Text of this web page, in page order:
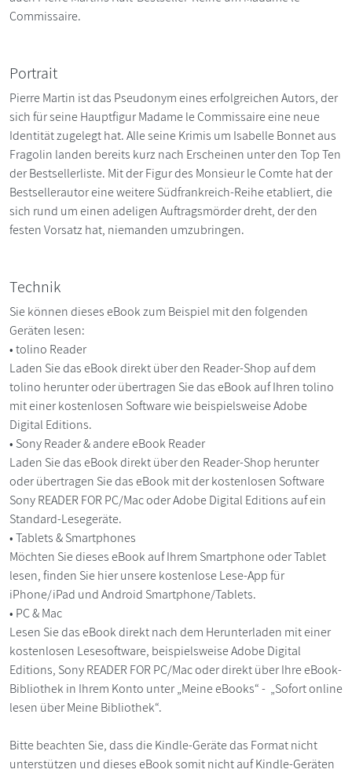
Commissaire.
Portrait
Pierre Martin ist das Pseudonym eines erfolgreichen Autors, der
sich für seine Hauptfigur Madame le Commissaire eine neue
Identität zugelegt hat. Alle seine Krimis um Isabelle Bonnet aus
Fragolin landen bereits kurz nach Erscheinen unter den Top Ten
der Bestsellerliste. Mit der Figur des Monsieur le Comte hat der
Bestsellerautor eine weitere Südfrankreich-Reihe etabliert, die
sich rund um einen adeligen Auftragsmörder dreht, der den
festen Vorsatz hat, niemanden umzubringen.
Technik
Sie können dieses eBook zum Beispiel mit den folgenden
Geräten lesen:
• tolino Reader
Laden Sie das eBook direkt über den Reader-Shop auf dem
tolino herunter oder übertragen Sie das eBook auf Ihren tolino
mit einer kostenlosen Software wie beispielsweise Adobe
Digital Editions.
• Sony Reader & andere eBook Reader
Laden Sie das eBook direkt über den Reader-Shop herunter
oder übertragen Sie das eBook mit der kostenlosen Software
Sony READER FOR PC/Mac oder Adobe Digital Editions auf ein
Standard-Lesegeräte.
• Tablets & Smartphones
Möchten Sie dieses eBook auf Ihrem Smartphone oder Tablet
lesen, finden Sie hier unsere kostenlose Lese-App für
iPhone/iPad und Android Smartphone/Tablets.
• PC & Mac
Lesen Sie das eBook direkt nach dem Herunterladen mit einer
kostenlosen Lesesoftware, beispielsweise Adobe Digital
Editions, Sony READER FOR PC/Mac oder direkt über Ihre eBook-
Bibliothek in Ihrem Konto unter „Meine eBooks“ - „Sofort online
lesen über Meine Bibliothek“.
Bitte beachten Sie, dass die Kindle-Geräte das Format nicht
unterstützen und dieses eBook somit nicht auf Kindle-Geräten